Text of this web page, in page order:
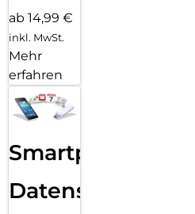
ab 14,99 €
inkl. MwSt.
Mehr
erfahren
Smartphone
Datensicherung